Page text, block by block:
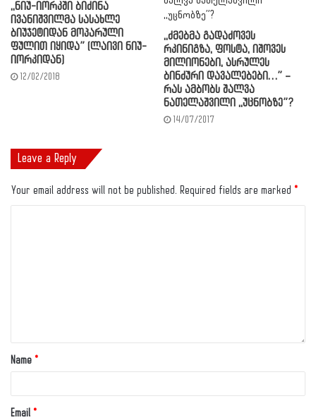
,,ნიუ-იორკში ბიძინა
ივანიშვილმა სასახლე
ბიუჯეტიდან მოპარული
ფულით იყიდა” (ლაივი ნიუ-
იორკიდან)
12/02/2018
,,ძმებმა გადაძოვეს
რკინიგზა, ფოსტა, იშოვეს
მილიონები, ასრულეს
ბინძური დავალებები…” –
რას ამბობს შალვა
ნათელაშვილი ,,უცნობზე”?
14/07/2017
Leave a Reply
Your email address will not be published. Required fields are marked *
Name *
Email *